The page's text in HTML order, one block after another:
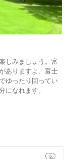
しみましょう。富
ありますよ。富士
ゆったり回ってい
になれます。